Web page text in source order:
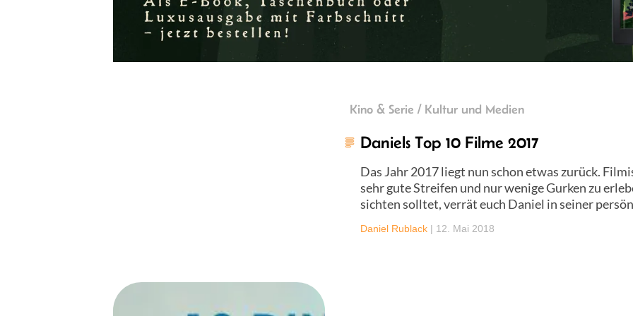
Kino & Serie / Kultur und Medien
Daniels Top 10 Filme 2017
Das Jahr 2017 liegt nun schon etwas zurück.
sehr gute Streifen und nur wenige Gurken zu
sichten solltet, verrät euch Daniel in seiner
Daniel Rublack | 12. Mai 2018